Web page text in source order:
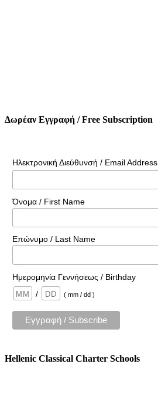
Δωρέαν Εγγραφή / Free Subscription
Ηλεκτρονική Διεύθυνσή / Email Address
Όνομα / First Name
Επώνυμο / Last Name
Ημερομηνία Γεννήσεως / Birthday
/
( mm / dd )
Hellenic Classical Charter Schools